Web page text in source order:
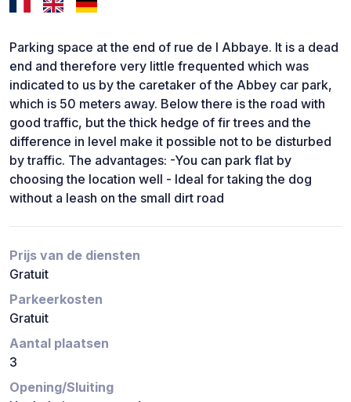
Parking space at the end of rue de l Abbaye. It is a dead
end and therefore very little frequented which was
indicated to us by the caretaker of the Abbey car park,
which is 50 meters away. Below there is the road with
good traffic, but the thick hedge of fir trees and the
difference in level make it possible not to be disturbed
by traffic. The advantages: -You can park flat by
choosing the location well - Ideal for taking the dog
without a leash on the small dirt road
Prijs van de diensten
Gratuit
Parkeerkosten
Gratuit
Aantal plaatsen
3
Opening/Sluiting